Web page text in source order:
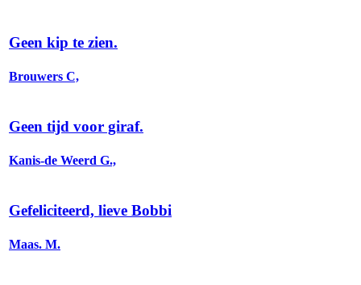
Geen kip te zien.
Brouwers C,
Geen tijd voor giraf.
Kanis-de Weerd G.,
Gefeliciteerd, lieve Bobbi
Maas. M.